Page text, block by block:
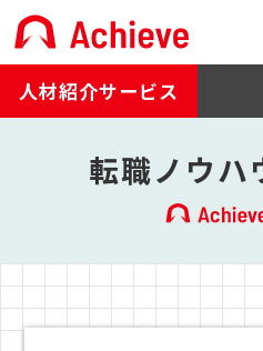
人材紹介サービス
転職ノウハ